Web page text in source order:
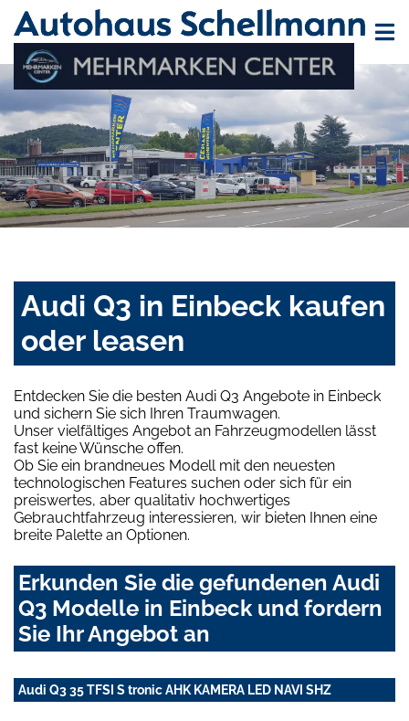
Audi Q3 in Einbeck kaufen
oder leasen
Entdecken Sie die besten Audi Q3 Angebote in Einbeck
und sichern Sie sich Ihren Traumwagen.
Unser vielfältiges Angebot an Fahrzeugmodellen lässt
fast keine Wünsche offen.
Ob Sie ein brandneues Modell mit den neuesten
technologischen Features suchen oder sich für ein
preiswertes, aber qualitativ hochwertiges
Gebrauchtfahrzeug interessieren, wir bieten Ihnen eine
breite Palette an Optionen.
Erkunden Sie die gefundenen Audi
Q3 Modelle in Einbeck und fordern
Sie Ihr Angebot an
Audi Q3 35 TFSI S tronic AHK KAMERA LED NAVI SHZ